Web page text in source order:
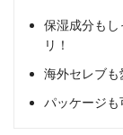
保湿成分も
リ！
海外セレブも
パッケージ